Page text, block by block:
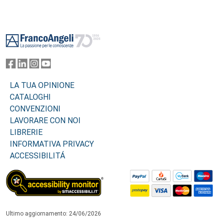
LA TUA OPINIONE
CATALOGHI
CONVENZIONI
LAVORARE CON NOI
LIBRERIE
INFORMATIVA PRIVACY
ACCESSIBILITÁ
Ultimo aggiornamento: 24/06/2026